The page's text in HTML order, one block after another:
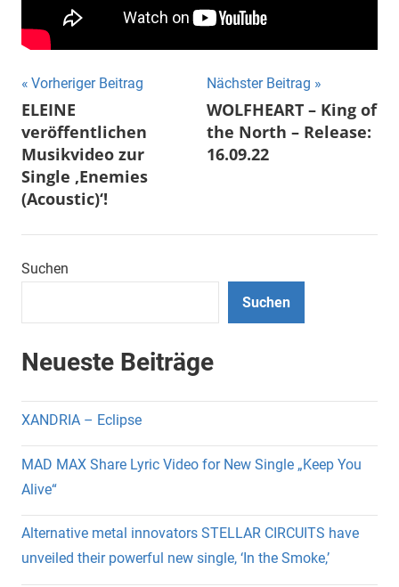
Beitragsnavigation
Vorheriger Beitrag
ELEINE
veröffentlichen
Musikvideo zur
Single ‚Enemies
(Acoustic)‘!
Nächster Beitrag
WOLFHEART – King of
the North – Release:
16.09.22
Suchen
Suchen
Neueste Beiträge
XANDRIA – Eclipse
MAD MAX Share Lyric Video for New Single „Keep You
Alive“
Alternative metal innovators STELLAR CIRCUITS have
unveiled their powerful new single, ‘In the Smoke,’